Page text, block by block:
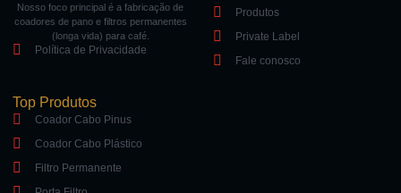
Nosso foco principal é a fabricação de
coadores de pano e filtros permanentes
(longa vida) para café.
Política de Privacidade
Produtos
Private Label
Fale conosco
Top Produtos
Coador Cabo Pinus
Coador Cabo Plástico
Filtro Permanente